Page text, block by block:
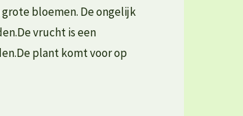
bloemen. De ongelijk
vrucht is een
plant komt voor op